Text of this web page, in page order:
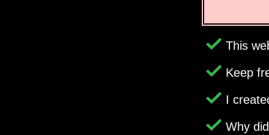
This
Keep
I
Why